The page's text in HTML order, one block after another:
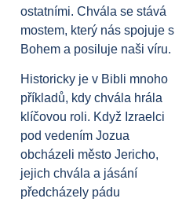
ostatními. Chvála se stává
mostem, který nás spojuje s
Bohem a posiluje naši víru.
Historicky je v Bibli mnoho
příkladů, kdy chvála hrála
klíčovou roli. Když Izraelci
pod vedením Jozua
obcházeli město Jericho,
jejich chvála a jásání
předcházely pádu